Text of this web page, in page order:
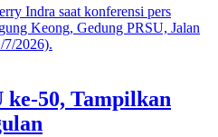
ke-50, Tampilkan